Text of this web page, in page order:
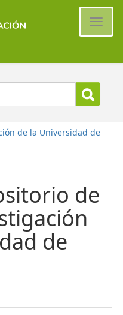
de la Universidad de
de
de